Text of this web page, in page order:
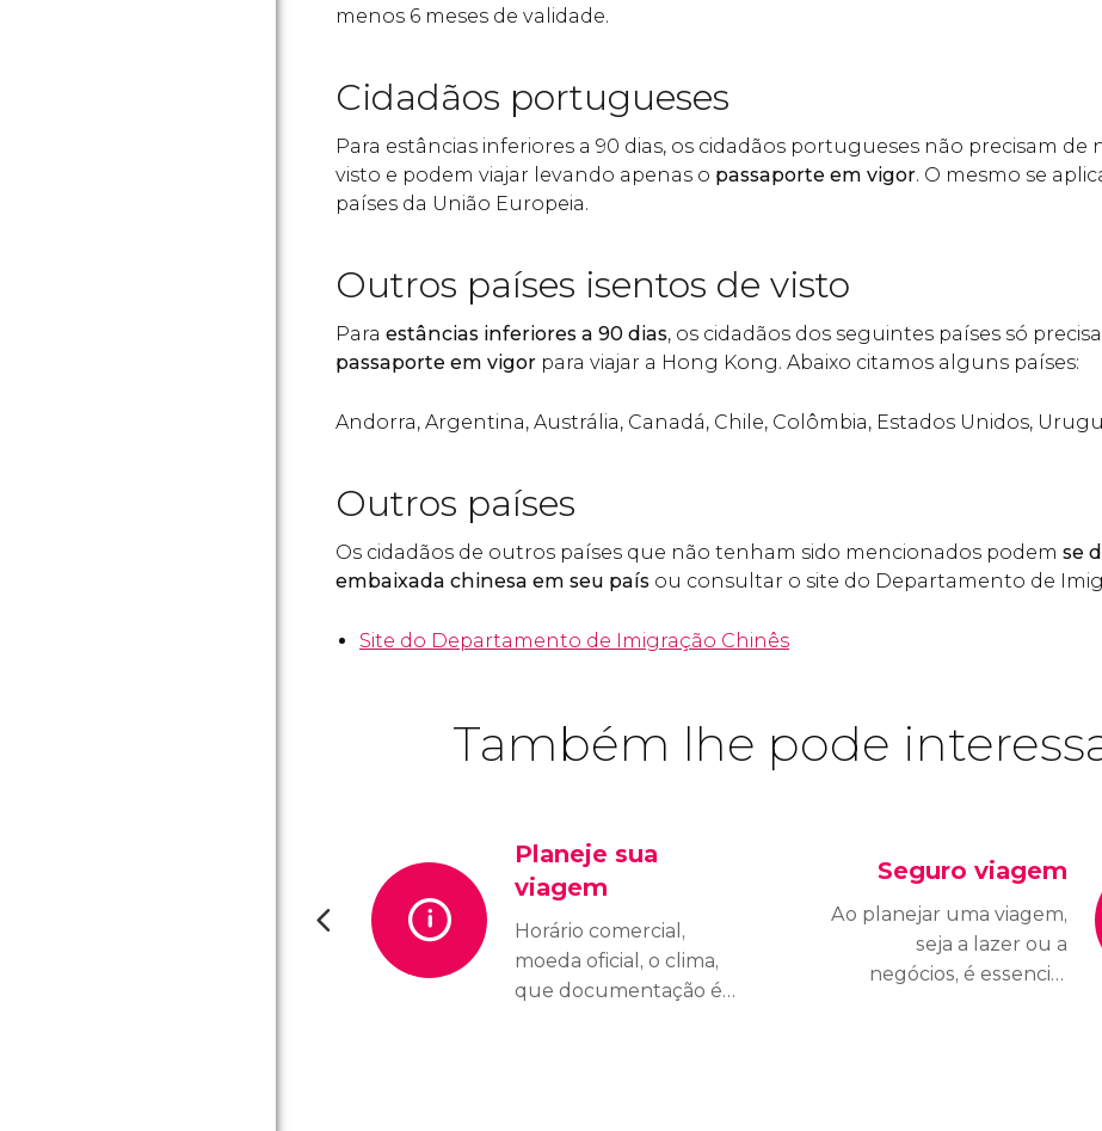
menos 6 meses de validade.
Cidadãos portugueses
Para estâncias inferiores a 90 dias, os cidadãos portugueses não precisam
visto e podem viajar levando apenas o passaporte em vigor. O mesmo se
países da União Europeia.
Outros países isentos de visto
Para estâncias inferiores a 90 dias, os cidadãos dos seguintes países só
passaporte em vigor para viajar a Hong Kong. Abaixo citamos alguns países:
Andorra, Argentina, Austrália, Canadá, Chile, Colômbia, Estados Unidos,
Outros países
Os cidadãos de outros países que não tenham sido mencionados podem se
embaixada chinesa em seu país ou consultar o site do Departamento de
Site do Departamento de Imigração Chinês
Também lhe pode
Planeje sua
viagem
Horário comercial,
moeda oficial, o clima,
que documentação é
Seguro viagem
Ao planejar uma viagem,
seja a lazer ou a
negócios, é essencial